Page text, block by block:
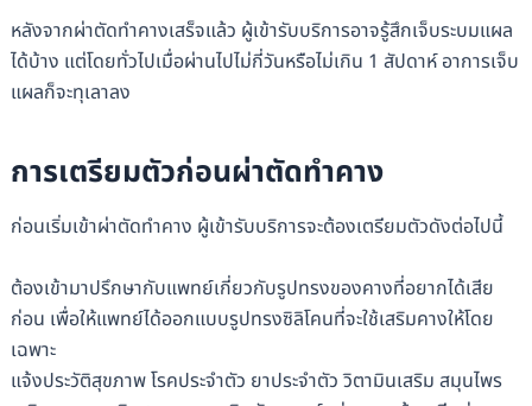
หลังจากผ่าตัดทำคางเสร็จแล้ว ผู้เข้ารับบริการอาจรู้สึกเจ็บระบมแผล
ได้บ้าง แต่โดยทั่วไปเมื่อผ่านไปไม่กี่วันหรือไม่เกิน 1 สัปดาห์ อาการเจ็บ
แผลก็จะทุเลาลง
การเตรียมตัวก่อนผ่าตัดทำคาง
ก่อนเริ่มเข้าผ่าตัดทำคาง ผู้เข้ารับบริการจะต้องเตรียมตัวดังต่อไปนี้
ต้องเข้ามาปรึกษากับแพทย์เกี่ยวกับรูปทรงของคางที่อยากได้เสีย
ก่อน เพื่อให้แพทย์ได้ออกแบบรูปทรงซิลิโคนที่จะใช้เสริมคางให้โดย
เฉพาะ
แจ้งประวัติสุขภาพ โรคประจำตัว ยาประจำตัว วิตามินเสริม สมุนไพร